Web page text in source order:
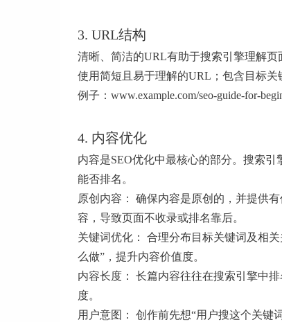
3. URL结构
清晰、简洁的URL有助于搜索引擎理解页
使用简短且易于理解的URL；包含目标关
例子：www.example.com/seo-guide-for-
4. 内容优化
内容是SEO优化中最核心的部分。搜索
能否排名。
原创内容： 确保内容是原创的，并提供
容，导致页面不收录或排名靠后。
关键词优化： 合理分布目标关键词及相
么做”，提升内容价值度。
内容长度： 长篇内容往往在搜索引擎中
度。
用户意图： 创作前先想“用户搜这个关键